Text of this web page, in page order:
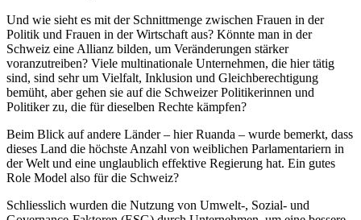
Und wie sieht es mit der Schnittmenge zwischen Frauen in der
Politik und Frauen in der Wirtschaft aus? Könnte man in der
Schweiz eine Allianz bilden, um Veränderungen stärker
voranzutreiben? Viele multinationale Unternehmen, die hier tätig
sind, sind sehr um Vielfalt, Inklusion und Gleichberechtigung
bemüht, aber gehen sie auf die Schweizer Politikerinnen und
Politiker zu, die für dieselben Rechte kämpfen?
Beim Blick auf andere Länder – hier Ruanda – wurde bemerkt, dass
dieses Land die höchste Anzahl von weiblichen Parlamentariern in
der Welt und eine unglaublich effektive Regierung hat. Ein gutes
Role Model also für die Schweiz?
Schliesslich wurden die Nutzung von Umwelt-, Sozial- und